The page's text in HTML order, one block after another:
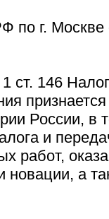
г. Москве
ст. 146
России, в
и
работ,
новации, а